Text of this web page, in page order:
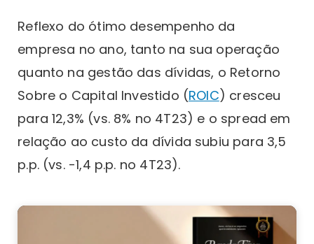
Reflexo do ótimo desempenho da
empresa no ano, tanto na sua operação
quanto na gestão das dívidas, o Retorno
Sobre o Capital Investido (ROIC) cresceu
para 12,3% (vs. 8% no 4T23) e o spread em
relação ao custo da dívida subiu para 3,5
p.p. (vs. -1,4 p.p. no 4T23).